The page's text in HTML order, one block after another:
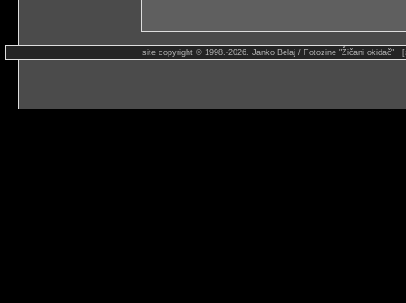
site copyright © 1998.-2026. Janko Belaj / Fotozine "Žičani okidač"